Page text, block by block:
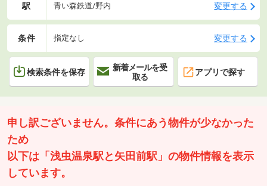
駅 青い森鉄道/野内 変更する
条件 指定なし 変更する
検索条件を保存
新着メールを受
取る
アプリで探す
申し訳ございません。条件にあう物件が少なかった
ため
以下は「浅虫温泉駅と矢田前駅」の物件情報を表示
しています。